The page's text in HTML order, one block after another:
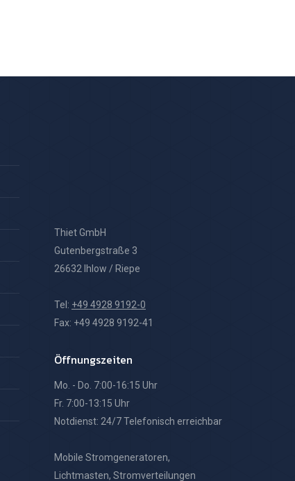
Thiet GmbH
Gutenbergstraße 3
Tel: +49 4928 9192-0
Öffnungszeiten
Mo. - Do. 7:00-16:15 Uhr
Fr. 7:00-13:15 Uhr
Mobile Stromgeneratoren,